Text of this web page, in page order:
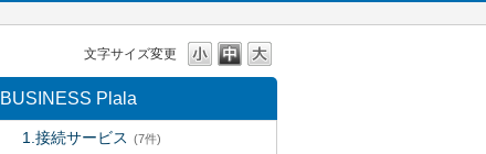
文字サイズ変更
BUSINESS Plala
1.接続サービス (7件)